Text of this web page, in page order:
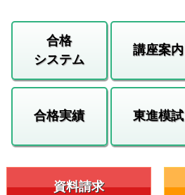
合格
システム
講座案内
合格実績 東進模試
資料請求